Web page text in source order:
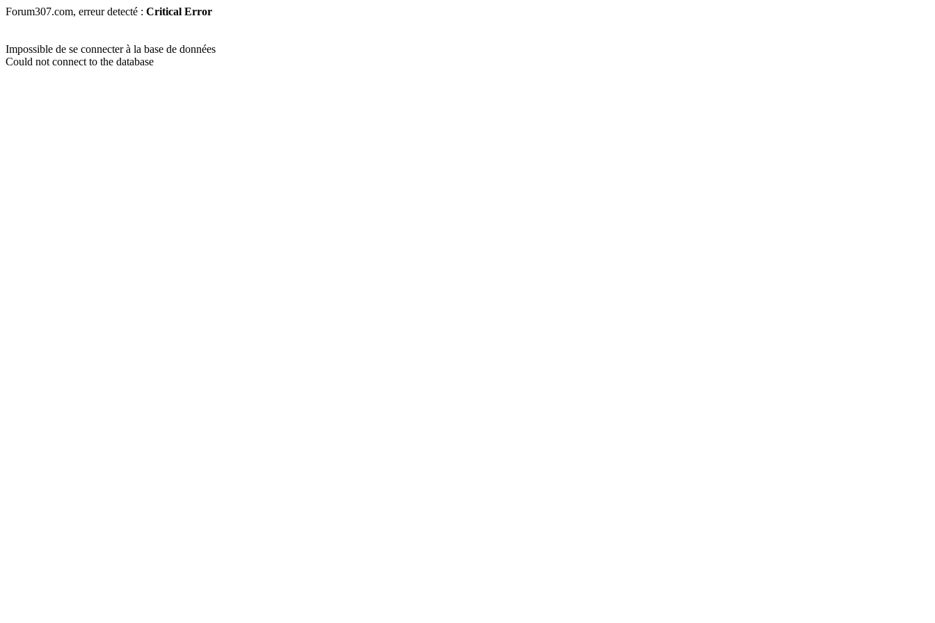
Forum307.com, erreur detecté : Critical Error
Impossible de se connecter à la base de données
Could not connect to the database